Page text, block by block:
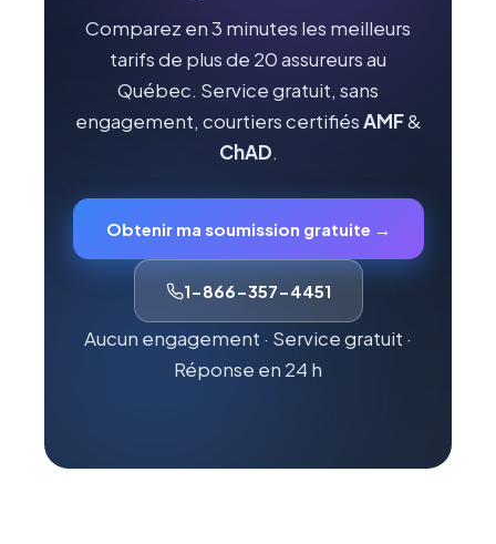
Comparez en 3 minutes les meilleurs
tarifs de plus de 20 assureurs au
Québec. Service gratuit, sans
engagement, courtiers certifiésAMF&
ChAD.
Obtenir ma soumission gratuite →
1-866-357-4451
Aucun engagement · Service gratuit ·
Réponse en 24 h